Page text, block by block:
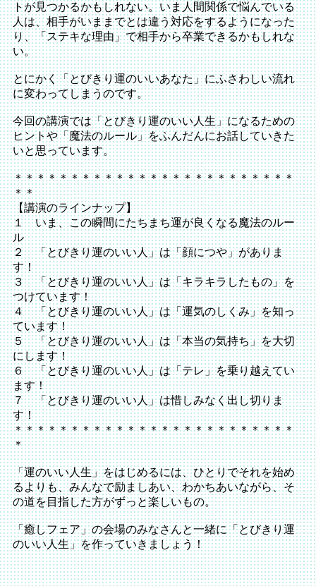
トが見つかるかもしれない。いま人間関係で悩んでいる
人は、相手がいままでとは違う対応をするようになった
り、「ステキな理由」で相手から卒業できるかもしれな
い。
とにかく「とびきり運のいいあなた」にふさわしい流れ
に変わってしまうのです。
今回の講演では「とびきり運のいい人生」になるための
ヒントや「魔法のルール」をふんだんにお話していきた
いと思っています。
＊＊＊＊＊＊＊＊＊＊＊＊＊＊＊＊＊＊＊＊＊＊＊＊＊
＊＊
【講演のラインナップ】
１ いま、この瞬間にたちまち運が良くなる魔法のルー
ル
２ 「とびきり運のいい人」は「顔につや」がありま
す！
３ 「とびきり運のいい人」は「キラキラしたもの」を
つけています！
４ 「とびきり運のいい人」は「運気のしくみ」を知っ
ています！
５ 「とびきり運のいい人」は「本当の気持ち」を大切
にします！
６ 「とびきり運のいい人」は「テレ」を乗り越えてい
ます！
７ 「とびきり運のいい人」は惜しみなく出し切りま
す！
＊＊＊＊＊＊＊＊＊＊＊＊＊＊＊＊＊＊＊＊＊＊＊＊＊
＊
「運のいい人生」をはじめるには、ひとりでそれを始め
るよりも、みんなで励ましあい、わかちあいながら、そ
の道を目指した方がずっと楽しいもの。
「癒しフェア」の会場のみなさんと一緒に「とびきり運
のいい人生」を作っていきましょう！